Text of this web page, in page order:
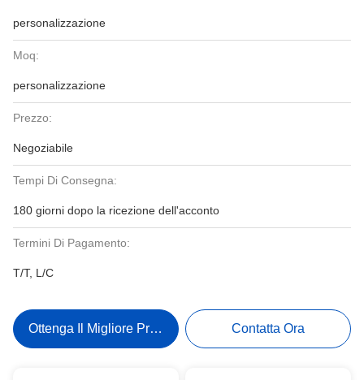
personalizzazione
Moq:
personalizzazione
Prezzo:
Negoziabile
Tempi Di Consegna:
180 giorni dopo la ricezione dell'acconto
Termini Di Pagamento:
T/T, L/C
Ottenga Il Migliore Prezzo Contatta Ora